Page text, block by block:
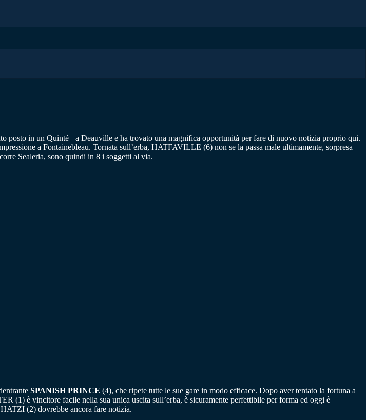
posto in un Quinté+ a Deauville e ha trovato una magnifica opportunità per fare di nuovo notizia proprio qui.
a Fontainebleau. Tornata sull’erba, HATFAVILLE (6) non se la passa male ultimamente, sorpresa
Sealeria, sono quindi in 8 i soggetti al via.
SPANISH PRINCE (4), che ripete tutte le sue gare in modo efficace. Dopo aver tentato la fortuna a
(1) è vincitore facile nella sua unica uscita sull’erba, è sicuramente perfettibile per forma ed oggi è
(2) dovrebbe ancora fare notizia.